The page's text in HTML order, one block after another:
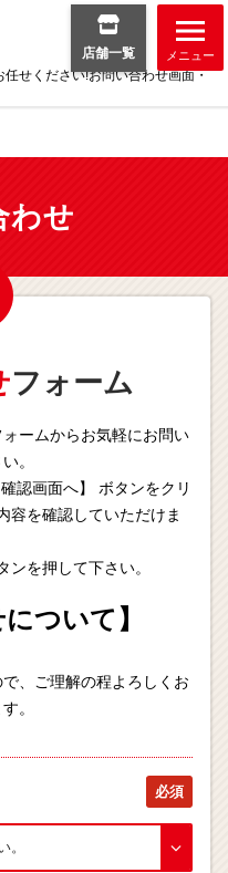
せください!お問い合わせ画面・
店舗一覧 メニュー
わせ
フォーム
ームからお気軽にお問い
。
認画面へ】 ボタンをクリ
容を確認していただけま
ンを押して下さい。
ついて】
、ご理解の程よろしくお
。
必須